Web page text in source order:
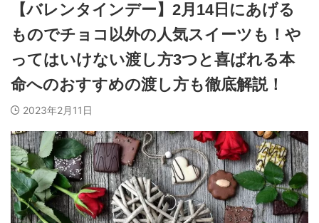
【バレンタインデー】2月14日にあげる
ものでチョコ以外の人気スイーツも！や
ってはいけない渡し方3つと喜ばれる本
命へのおすすめの渡し方も徹底解説！
2023年2月11日